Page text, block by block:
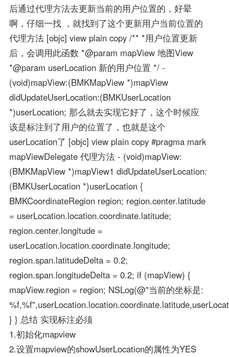
后通过代理方法去更新当前的用户位置的，好晕
啊，仔细一找 ，就找到了这个更新用户当前位置的
代理方法 [objc] view plain copy /** *用户位置更新
后，会调用此函数 *@param mapView 地图View
*@param userLocation 新的用户位置 */ -
(void)mapView:(BMKMapView *)mapView
didUpdateUserLocation:(BMKUserLocation
*)userLocation; 那么就去实现它好了，这个时候应
该是标注到了用户的位置了，也就是这个
userLocation了 [objc] view plain copy #pragma mark
mapViewDelegate 代理方法 - (void)mapView:
(BMKMapView *)mapView1 didUpdateUserLocation:
(BMKUserLocation *)userLocation {
BMKCoordinateRegion region; region.center.latitude
= userLocation.location.coordinate.latitude;
region.center.longitude =
userLocation.location.coordinate.longitude;
region.span.latitudeDelta = 0.2;
region.span.longitudeDelta = 0.2; if (mapView) {
mapView.region = region; NSLog(@"当前的坐标是:
} } 总结 实现标注必须
1.初始化mapview
2.设置mapview的showUserLocation的属性为YES